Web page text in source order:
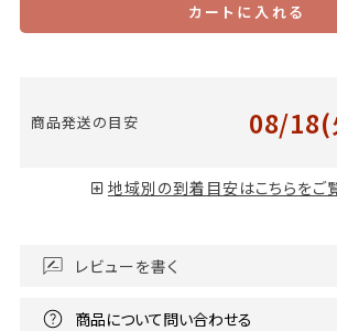
カートに入れる
商品発送の目安 08/18(
地域別の到着目安はこちらをご
レビューを書く
商品について問い合わせる